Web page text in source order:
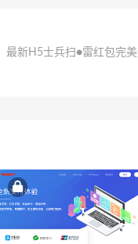
最新H5士兵扫●雷红包完